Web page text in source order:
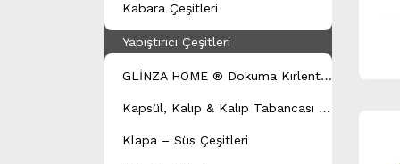
Kabara Çeşitleri
Yapıştırıcı Çeşitleri
G
LİNZA HOME ® Dokuma Kırlent Modeli
K
apsül, Kalıp & Kalıp Tabancası Çeşitleri
Klapa – Süs Çeşitleri